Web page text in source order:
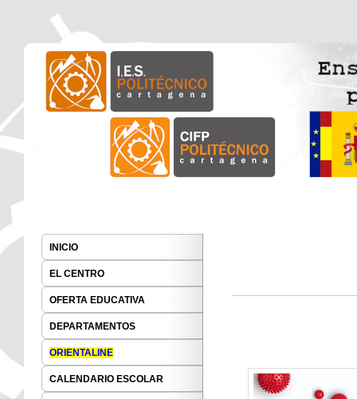
I.E.S. Politécnico
I.E.S. Politécnico Cartagena
INICIO
EL CENTRO
OFERTA EDUCATIVA
DEPARTAMENTOS
ORIENTALINE
CALENDARIO ESCOLAR